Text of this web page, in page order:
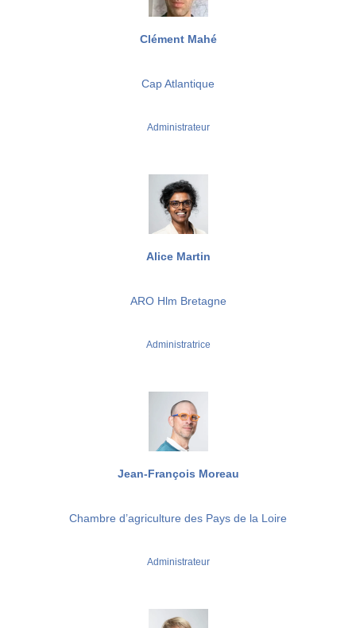
Clément Mahé
Cap Atlantique
Administrateur
Alice Martin
ARO Hlm Bretagne
Administratrice
Jean-François Moreau
Chambre d’agriculture des Pays de la Loire
Administrateur